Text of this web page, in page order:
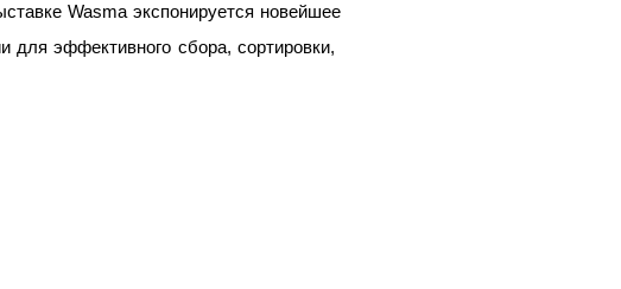
Wasma экспонируется новейшее
для эффективного сбора, сортировки,